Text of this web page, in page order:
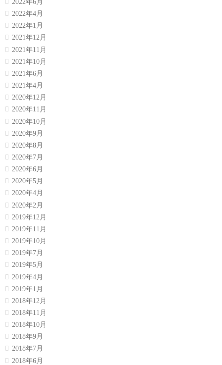
2022年6月
2022年4月
2022年1月
2021年12月
2021年11月
2021年10月
2021年6月
2021年4月
2020年12月
2020年11月
2020年10月
2020年9月
2020年8月
2020年7月
2020年6月
2020年5月
2020年4月
2020年2月
2019年12月
2019年11月
2019年10月
2019年7月
2019年5月
2019年4月
2019年1月
2018年12月
2018年11月
2018年10月
2018年9月
2018年7月
2018年6月